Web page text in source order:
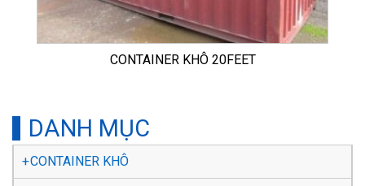
CONTAINER KHÔ 20FEET
DANH MỤC
CONTAINER KHÔ